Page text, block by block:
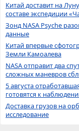
Китай доставит на
составе экспедиции
Зонд NASA Psyche
данные
Китай впервые
Земли Камоалева
NASA отправит два
сложных маневров
5 августа
готовятся к
Доставка грузов на
исследование